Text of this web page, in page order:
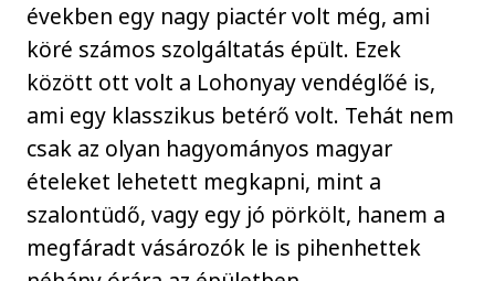
években egy nagy piactér volt még, ami
köré számos szolgáltatás épült. Ezek
között ott volt a Lohonyay vendéglőé is,
ami egy klasszikus betérő volt. Tehát nem
csak az olyan hagyományos magyar
ételeket lehetett megkapni, mint a
szalontüdő, vagy egy jó pörkölt, hanem a
megfáradt vásározók le is pihenhettek